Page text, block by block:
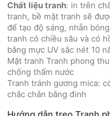
Chất liệu tranh: in trên
tranh, bề mặt tranh sẽ
để tạo độ sáng, nhẵn
tranh có chiều sâu và có
bằng mực UV sắc nét 10
Mặt tranh Tranh phong
chống thấm nước
Tranh tránh gương mica:
chắc chắn bằng đinh